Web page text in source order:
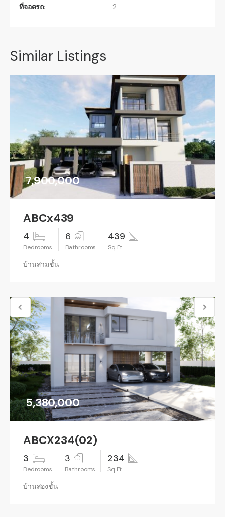
ที่จอดรถ: 2
Similar Listings
7,900,000
ABCx439
4 6 439
บ้านสามชั้น
5,380,000
ABCX234(02)
3 3 234
บ้านสองชั้น